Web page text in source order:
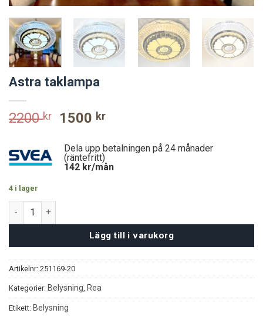
Astra taklampa
2200kr
Original
was:
2200 kr.
1500 krCurrent
is:
1500 kr.
Dela upp betalningen på 24 månader
(räntefritt)
142 kr/mån
4 i lager
Astra taklampa mängd
Lägg till i varukorg
Artikelnr: 251169-20
Kategorier: Belysning Rea
Etikett: Belysning